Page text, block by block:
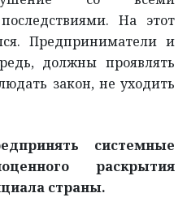
На этот
Предприниматели и
должны проявлять
закон, не уходить
системные
раскрытия
страны.